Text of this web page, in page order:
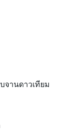
จานดาวเทียม